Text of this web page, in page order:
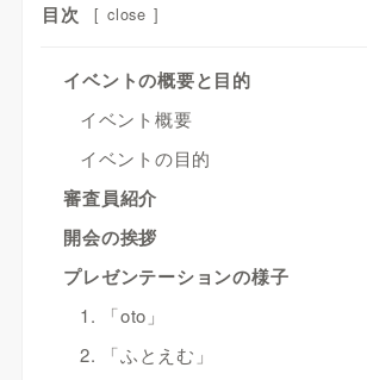
目次 [ close ]
イベントの概要と目的
イベント概要
イベントの目的
審査員紹介
開会の挨拶
プレゼンテーションの様子
1. 「oto」
2. 「ふとえむ」